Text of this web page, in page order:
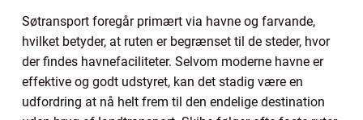
Søtransport foregår primært via havne og farvande,
hvilket betyder, at ruten er begrænset til de steder, hvor
der findes havnefaciliteter. Selvom moderne havne er
effektive og godt udstyret, kan det stadig være en
udfordring at nå helt frem til den endelige destination